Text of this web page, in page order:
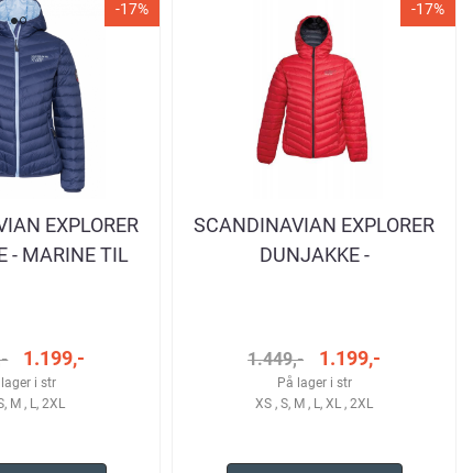
-17%
EXPLORER
- MARINE TIL
1.199,-
lager i str
M , L, 2XL
-17%
SCANDINAVIAN EXPLORER
DUNJAKKE -
1.449,- 1.199,-
På lager i str
XS , S, M , L, XL , 2XL